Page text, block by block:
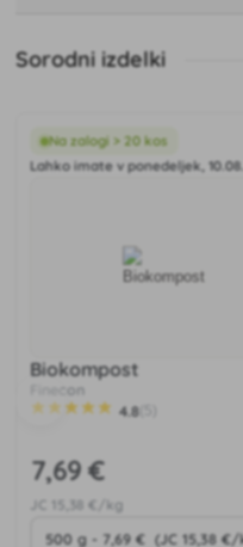
Sorodni izdelki
Na zalogi > 20 kos
Lahko imate v ponedeljek, 10.08.
Biokompost
Finecon
4.8
7,69 €
15 ,38 €/kg